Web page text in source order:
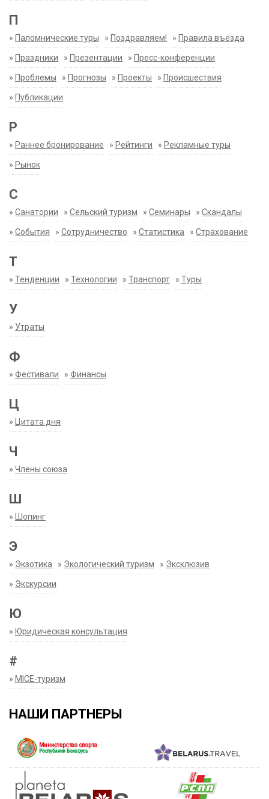
П
» Паломнические туры » Поздравляем! » Правила въезда
» Праздники » Презентации » Пресс-конференции
» Проблемы » Прогнозы » Проекты » Происшествия
» Публикации
Р
» Раннее бронирование » Рейтинги » Рекламные туры
» Рынок
С
» Санатории » Сельский туризм » Семинары » Скандалы
» События » Сотрудничество » Статистика » Страхование
Т
» Тенденции » Технологии » Транспорт » Туры
У
» Утраты
Ф
» Фестивали » Финансы
Ц
» Цитата дня
Ч
» Члены союза
Ш
» Шопинг
Э
» Экзотика » Экологический туризм » Эксклюзив
» Экскурсии
Ю
» Юридическая консультация
#
» MICE-туризм
НАШИ ПАРТНЕРЫ